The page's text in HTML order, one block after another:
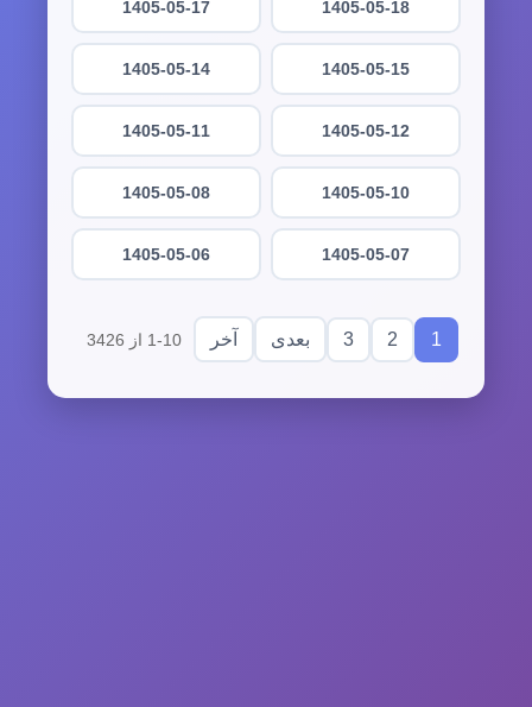
1405-05-18
1405-05-17
1405-05-15
1405-05-14
1405-05-12
1405-05-11
1405-05-10
1405-05-08
1405-05-07
1405-05-06
1
2
3 بعدی آخر 1-10 از 3426